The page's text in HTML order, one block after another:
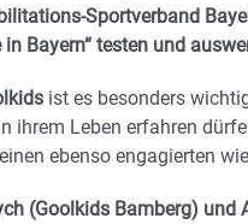
Sportverband
Bayern“ testen und
ist es besonders
ihrem Leben erfahren
ebenso engagierten
(Goolkids Bamberg) und